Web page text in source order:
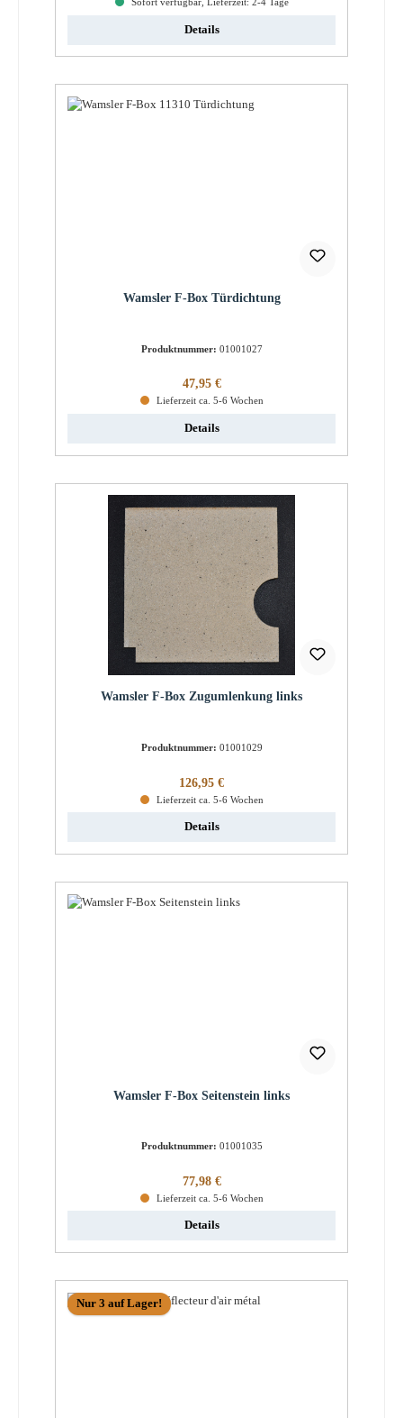
Details
Wamsler F-Box Türdichtung
Produktnummer: 01001027
Regulärer Preis:
47,95 €
Lieferzeit ca. 5-6 Wochen
Details
Wamsler F-Box Zugumlenkung links
Produktnummer: 01001029
Regulärer Preis:
126,95 €
Lieferzeit ca. 5-6 Wochen
Details
Wamsler F-Box Seitenstein links
Produktnummer: 01001035
Regulärer Preis:
77,98 €
Lieferzeit ca. 5-6 Wochen
Details
Nur 3 auf Lager!